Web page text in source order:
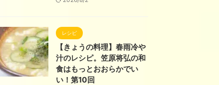
レシピ
【きょうの料理】春雨冷や
汁のレシピ。笠原将弘の和
食はもっとおおらかでい
い！第10回